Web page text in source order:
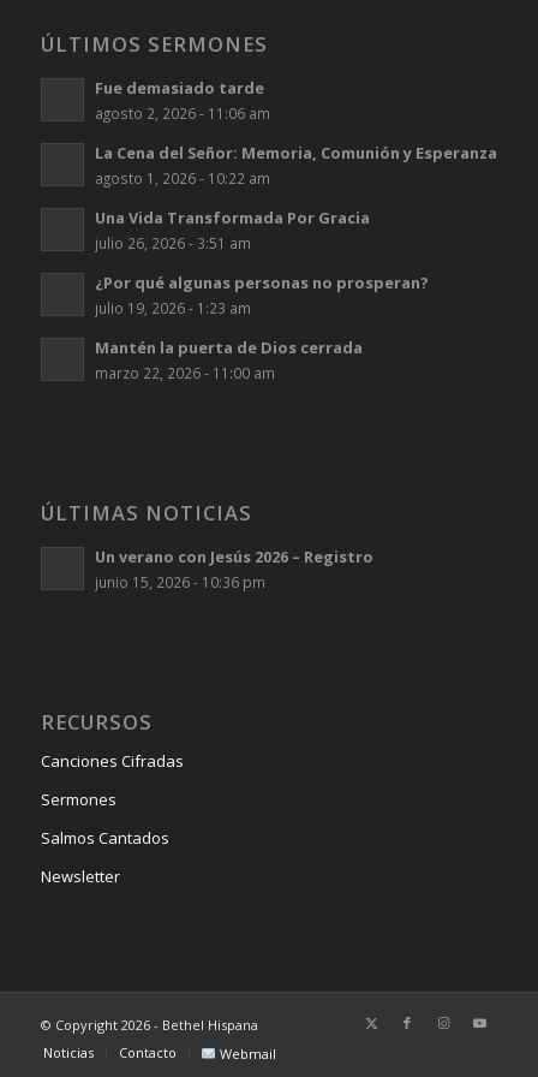
ÚLTIMOS SERMONES
Fue demasiado tarde
agosto 2, 2026 - 11:06 am
La Cena del Señor: Memoria, Comunión y Esperanza
agosto 1, 2026 - 10:22 am
Una Vida Transformada Por Gracia
julio 26, 2026 - 3:51 am
¿Por qué algunas personas no prosperan?
julio 19, 2026 - 1:23 am
Mantén la puerta de Dios cerrada
marzo 22, 2026 - 11:00 am
ÚLTIMAS NOTICIAS
Un verano con Jesús 2026 – Registro
junio 15, 2026 - 10:36 pm
RECURSOS
Canciones Cifradas
Sermones
Salmos Cantados
Newsletter
© Copyright 2026 - Bethel Hispana
Noticias
Contacto Webmail